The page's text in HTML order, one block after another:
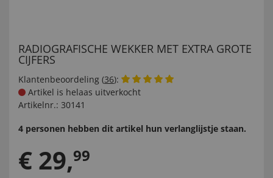
RADIOGRAFISCHE WEKKER MET EXTRA GROTE
CIJFERS
Klantenbeoordeling (36):
Artikel is helaas uitverkocht
Artikelnr.: 30141
4 personen hebben dit artikel hun verlanglijstje staan.
€ 29,99